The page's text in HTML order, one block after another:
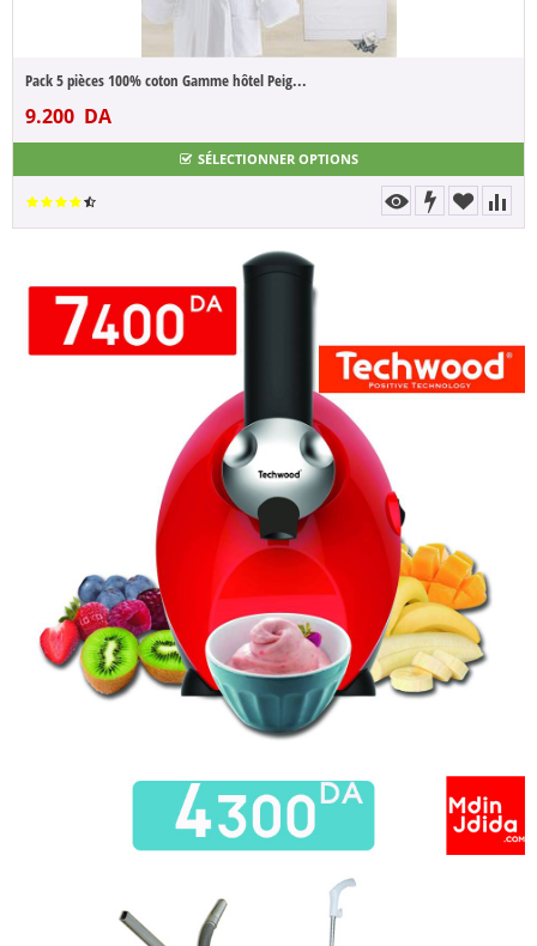
Film réfléchissant miroir pour fenêtre et...
SÉLECTIONNER OPTIONS